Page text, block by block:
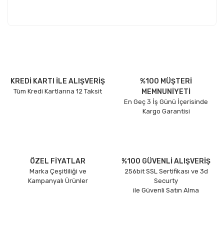
KREDİ KARTI İLE ALIŞVERİŞ
Tüm Kredi Kartlarına 12 Taksit
%100 MÜŞTERİ
MEMNUNİYETİ
En Geç 3 İş Günü İçerisinde
Kargo Garantisi
ÖZEL FİYATLAR
Marka Çeşitliliği ve
Kampanyalı Ürünler
%100 GÜVENLİ ALIŞVERİŞ
256bit SSL Sertifikası ve 3d
Securty
ile Güvenli Satın Alma